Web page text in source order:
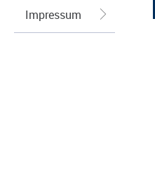
Impressum